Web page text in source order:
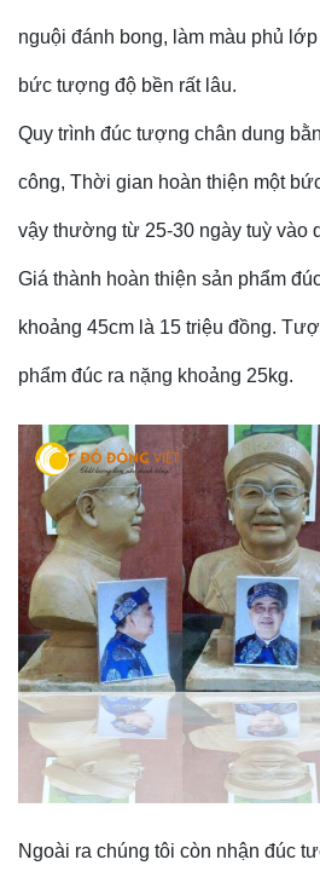
nguội đánh bong, làm màu phủ
bức tượng độ bền rất lâu.
Quy trình đúc tượng chân dung
công, Thời gian hoàn thiện một
vậy thường từ 25-30 ngày tuỳ vào
Giá thành hoàn thiện sản phẩm
khoảng 45cm là 15 triệu đồng.
phẩm đúc ra nặng khoảng 25kg.
Ngoài ra chúng tôi còn nhận đúc